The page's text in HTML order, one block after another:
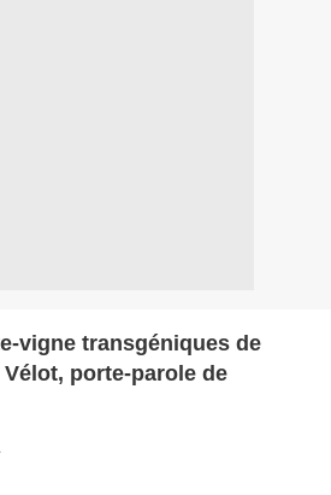
vigne transgéniques de
porte-parole de